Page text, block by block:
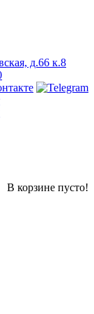
д.66 к.8
В корзине пусто!